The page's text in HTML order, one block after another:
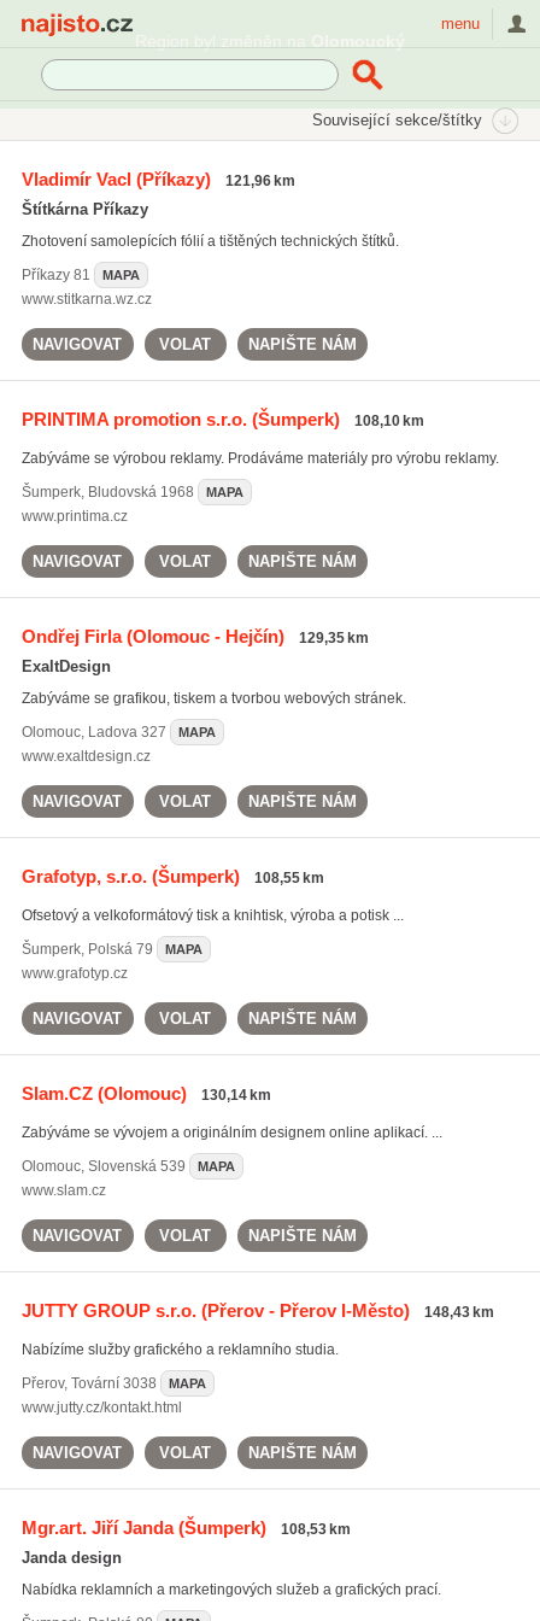
menu
Související sekce/štítky
DTP služby(312)
předtisková příprava(224)
Vladimír Vacl(Příkazy) 121,96 km
Štítkárna Příkazy
Zhotovení samolepících fólií a tištěných technických štítků.
Příkazy81 MAPA
www.stitkarna.wz.cz
NAVIGOVAT VOLAT NAPIŠTE NÁM
PRINTIMA promotion s.r.o.(Šumperk) 108,10 km
Zabýváme se výrobou reklamy. Prodáváme materiály pro výrobu reklamy.
Šumperk, Bludovská 1968 MAPA
www.printima.cz
NAVIGOVAT VOLAT NAPIŠTE NÁM
Ondřej Firla(Olomouc - Hejčín) 129,35 km
ExaltDesign
Zabýváme se grafikou, tiskem a tvorbou webových stránek.
Olomouc, Ladova 327 MAPA
www.exaltdesign.cz
NAVIGOVAT VOLAT NAPIŠTE NÁM
Grafotyp, s.r.o.(Šumperk) 108,55 km
Ofsetový a velkoformátový tisk a knihtisk, výroba a potisk ...
Šumperk, Polská 79 MAPA
www.grafotyp.cz
NAVIGOVAT VOLAT NAPIŠTE NÁM
Slam.CZ(Olomouc) 130,14 km
Zabýváme se vývojem a originálním designem online aplikací. ...
Olomouc, Slovenská 539 MAPA
www.slam.cz
NAVIGOVAT VOLAT NAPIŠTE NÁM
JUTTY GROUP s.r.o.(Přerov - Přerov I-Město) 148,43 km
Nabízíme služby grafického a reklamního studia.
Přerov, Tovární 3038 MAPA
www.jutty.cz/kontakt.html
NAVIGOVAT VOLAT NAPIŠTE NÁM
Mgr.art. Jiří Janda(Šumperk) 108,53 km
Janda design
Nabídka reklamních a marketingových služeb a grafických prací.